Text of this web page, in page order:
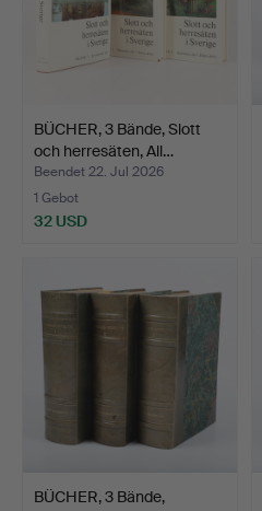
BÜCHER, 3 Bände, Slott
och herresäten, All…
Beendet 22. Jul 2026
1 Gebot
32 USD
BÜCHER, 3 Bände,